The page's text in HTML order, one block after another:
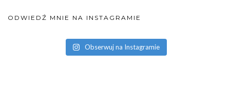
ODWIEDŹ MNIE NA INSTAGRAMIE
Obserwuj na Instagramie